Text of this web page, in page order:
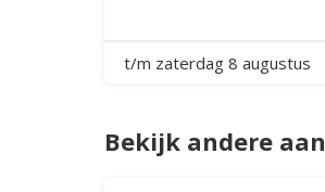
t/m zaterdag 8 augustus
Bekijk andere